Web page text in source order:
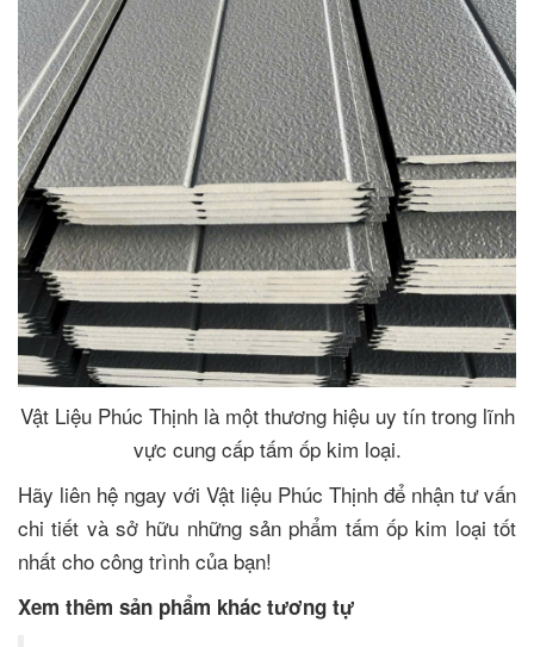
Vật Liệu Phúc Thịnh là một thương hiệu uy tín trong lĩnh
vực cung cấp tấm ốp kim loại.
Hãy liên hệ ngay với Vật liệu Phúc Thịnh để nhận tư vấn
chi tiết và sở hữu những sản phẩm tấm ốp kim loại tốt
nhất cho công trình của bạn!
Xem thêm sản phẩm khác tương tự